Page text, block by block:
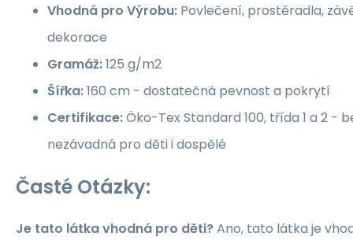
Vhodná pro Výrobu: Povlečení, prostěradla,
dekorace
Gramáž:125 g/m2
Šířka:160 cm - dostatečná pevnost a pokrytí
Certifikace:Öko-Tex Standard 100, třída 1 a 2 -
nezávadná pro děti i dospělé
Časté Otázky:
Je tato látka vhodná pro děti?Ano, tato látka je